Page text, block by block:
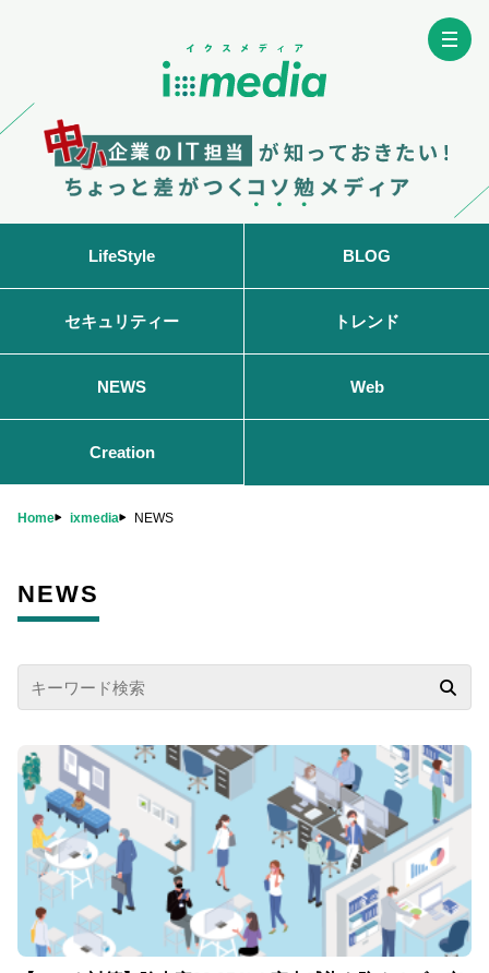
料金 導入事例
LifeStyle BLOG
セキュリティー トレンド
NEWS Web
Creation
Home ixmedia NEWS
NEWS